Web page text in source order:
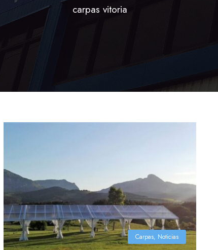
carpas vitoria
Carpas, Noticias